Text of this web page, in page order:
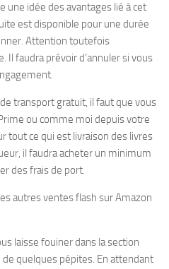
une idée des avantages lié à cet
est disponible pour une durée
Attention toutefois
Il faudra prévoir d’annuler si vous
transport gratuit, il faut que vous
ou comme moi depuis votre
tout ce qui est livraison des livres
il faudra acheter un minimum
des frais de port.
autres ventes flash sur Amazon
laisse fouiner dans la section
quelques pépites. En attendant